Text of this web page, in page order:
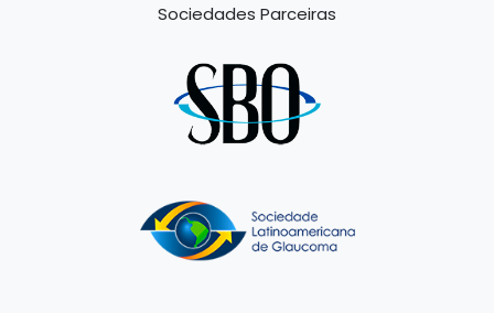
Sociedades Parceiras